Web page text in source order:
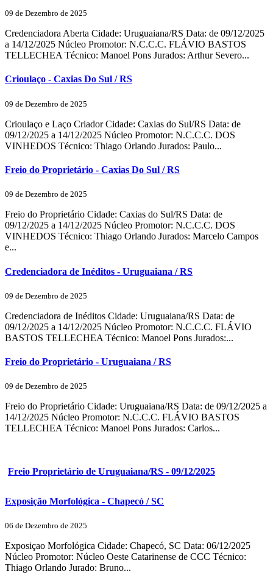
09 de Dezembro de 2025
Credenciadora Aberta Cidade: Uruguaiana/RS Data: de 09/12/2025
a 14/12/2025 Núcleo Promotor: N.C.C.C. FLÁVIO BASTOS
TELLECHEA Técnico: Manoel Pons Jurados: Arthur Severo...
Crioulaço - Caxias Do Sul / RS
09 de Dezembro de 2025
Crioulaço e Laço Criador Cidade: Caxias do Sul/RS Data: de
09/12/2025 a 14/12/2025 Núcleo Promotor: N.C.C.C. DOS
VINHEDOS Técnico: Thiago Orlando Jurados: Paulo...
Freio do Proprietário - Caxias Do Sul / RS
09 de Dezembro de 2025
Freio do Proprietário Cidade: Caxias do Sul/RS Data: de
09/12/2025 a 14/12/2025 Núcleo Promotor: N.C.C.C. DOS
VINHEDOS Técnico: Thiago Orlando Jurados: Marcelo Campos
e...
Credenciadora de Inéditos - Uruguaiana / RS
09 de Dezembro de 2025
Credenciadora de Inéditos Cidade: Uruguaiana/RS Data: de
09/12/2025 a 14/12/2025 Núcleo Promotor: N.C.C.C. FLÁVIO
BASTOS TELLECHEA Técnico: Manoel Pons Jurados:...
Freio do Proprietário - Uruguaiana / RS
09 de Dezembro de 2025
Freio do Proprietário Cidade: Uruguaiana/RS Data: de 09/12/2025 a
14/12/2025 Núcleo Promotor: N.C.C.C. FLÁVIO BASTOS
TELLECHEA Técnico: Manoel Pons Jurados: Carlos...
Freio Proprietário de Uruguaiana/RS - 09/12/2025
Exposição Morfológica - Chapecó / SC
06 de Dezembro de 2025
Exposiçao Morfológica Cidade: Chapecó, SC Data: 06/12/2025
Núcleo Promotor: Núcleo Oeste Catarinense de CCC Técnico:
Thiago Orlando Jurado: Bruno...